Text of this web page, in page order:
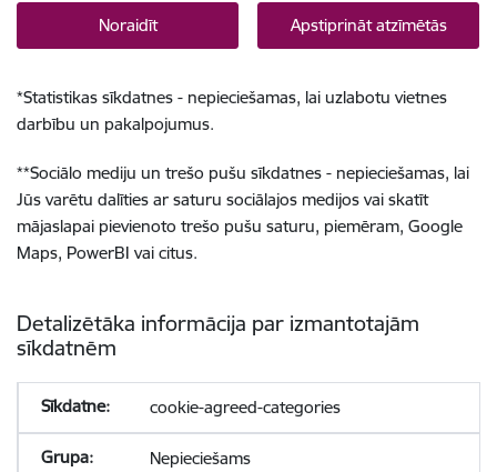
Noraidīt Apstiprināt atzīmētās
*Statistikas sīkdatnes - nepieciešamas, lai uzlabotu vietnes
darbību un pakalpojumus.
**Sociālo mediju un trešo pušu sīkdatnes - nepieciešamas, lai
Jūs varētu dalīties ar saturu sociālajos medijos vai skatīt
mājaslapai pievienoto trešo pušu saturu, piemēram, Google
Maps, PowerBI vai citus.
Detalizētāka informācija par izmantotajām
sīkdatnēm
cookie-agreed-categories
Nepieciešams